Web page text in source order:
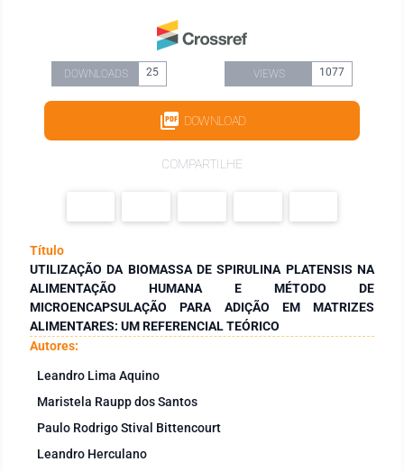
DOWNLOADS 25 VIEWS 1077
DOWNLOAD
COMPARTILHE
Título
UTILIZAÇÃO DA BIOMASSA DE SPIRULINA PLATENSIS NA
ALIMENTAÇÃO HUMANA E MÉTODO DE
MICROENCAPSULAÇÃO PARA ADIÇÃO EM MATRIZES
ALIMENTARES: UM REFERENCIAL TEÓRICO
Autores:
Leandro Lima Aquino
Maristela Raupp dos Santos
Paulo Rodrigo Stival Bittencourt
Leandro Herculano